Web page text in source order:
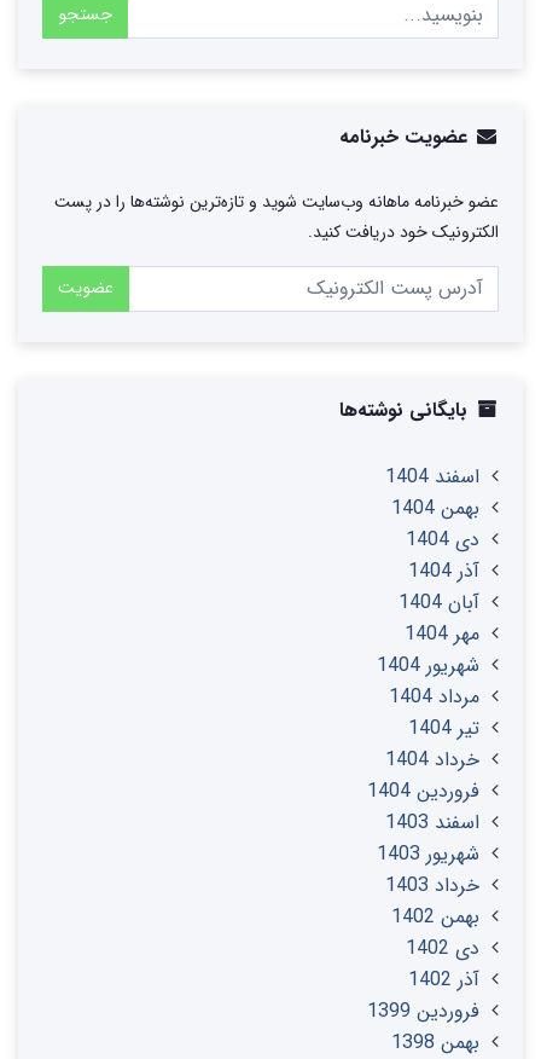
جستجو
عضویت خبرنامه
عضو خبرنامه ماهانه وب‌سایت شوید و تازه‌ترین نوشته‌ها را در پست
الکترونیک خود دریافت کنید.
عضویت
بایگانی نوشته‌ها
اسفند 1404
بهمن 1404
دی 1404
آذر 1404
آبان 1404
مهر 1404
شهریور 1404
مرداد 1404
تير 1404
خرداد 1404
فروردین 1404
اسفند 1403
شهریور 1403
خرداد 1403
بهمن 1402
دی 1402
آذر 1402
فروردین 1399
بهمن 1398